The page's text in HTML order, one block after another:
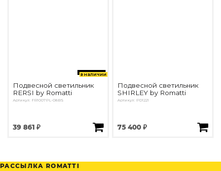
в наличии
Подвесной светильник
RERSI by Romatti
Артикул: FR1007PL-08BS
39 861 ₽
Подвесной светильник
SHIRLEY by Romatti
Артикул: PD1221
75 400 ₽
РАССЫЛКА ROMATTI